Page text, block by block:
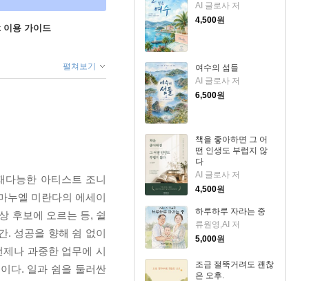
AI 글로사 저
4,500원
여수의 섬들
AI 글로사 저
6,500원
책을 좋아하면 그 어
떤 인생도 부럽지 않
다
AI 글로사 저
4,500원
하루하루 자라는 중
류원영,AI 저
5,000원
조금 절뚝거려도 괜찮
은 오후.
용 가이드
펼쳐보기
다능한 아티스트 조니
누엘 미란다의 에세이
후보에 오르는 등, 쉴
. 성공을 향해 쉼 없이
나 과중한 업무에 시
다. 일과 쉼을 둘러싼